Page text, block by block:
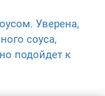
Уверена,
соуса,
подойдет к